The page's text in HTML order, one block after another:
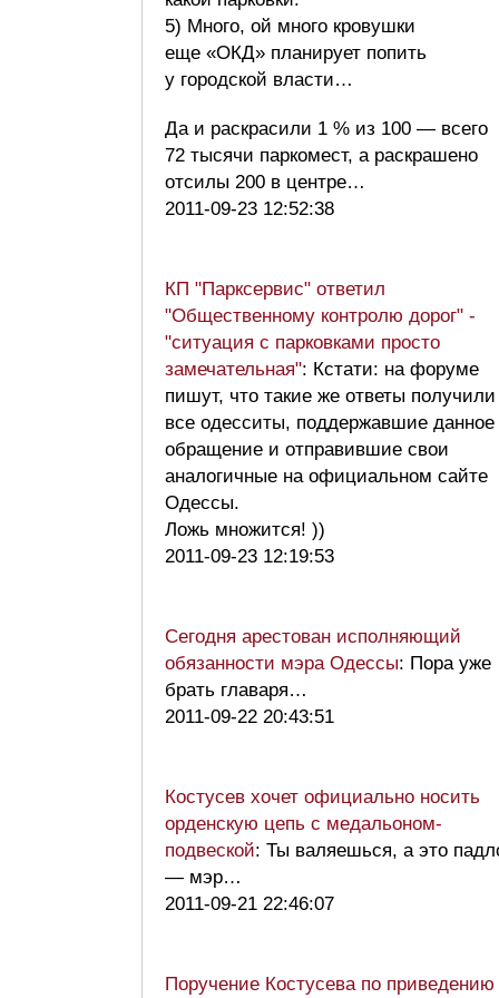
5) Много, ой много кровушки
еще «ОКД» планирует попить
у городской власти…
Да и раскрасили 1 % из 100 — всего
72 тысячи паркомест, а раскрашено
отсилы 200 в центре…
2011-09-23 12:52:38
КП "Парксервис" ответил
"Общественному контролю дорог" -
"ситуация с парковками просто
замечательная": Кстати: на форуме
пишут, что такие же ответы получили
все одесситы, поддержавшие данное
обращение и отправившие свои
аналогичные на официальном сайте
Одессы.
Ложь множится! ))
2011-09-23 12:19:53
Сегодня арестован исполняющий
обязанности мэра Одессы: Пора уже
брать главаря…
2011-09-22 20:43:51
Костусев хочет официально носить
орденскую цепь с медальоном-
подвеской: Ты валяешься, а это
— мэр…
2011-09-21 22:46:07
Поручение Костусева по приведению